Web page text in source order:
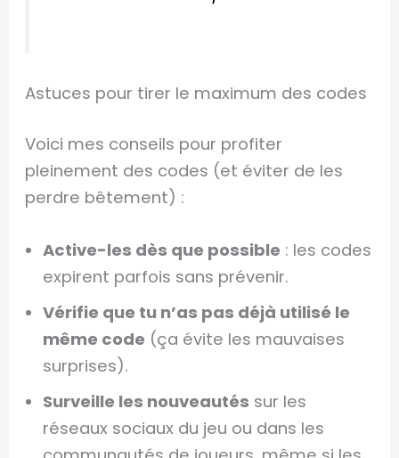
Astuces pour tirer le maximum des codes
Voici mes conseils pour profiter
pleinement des codes (et éviter de les
perdre bêtement) :
Active-les dès que possible : les codes
expirent parfois sans prévenir.
Vérifie que tu n’as pas déjà utilisé le
même code (ça évite les mauvaises
surprises).
Surveille les nouveautés sur les
réseaux sociaux du jeu ou dans les